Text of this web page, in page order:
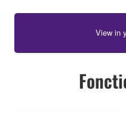
View in